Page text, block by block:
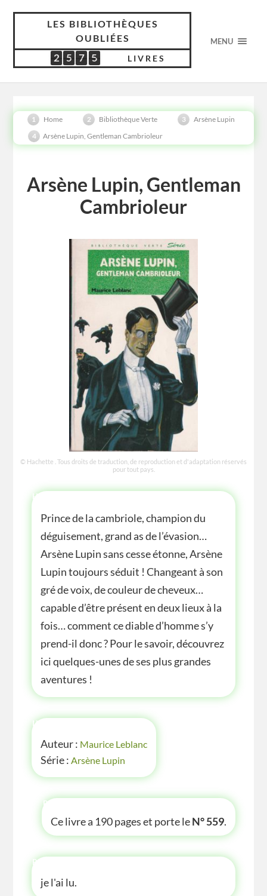
LES BIBLIOTHÈQUES
OUBLIÉES
2
5
2 5
2
5 7
9
7 5
9
5 LIVRES
MENU
Home Bibliothèque Verte
Arsène Lupin
Arsène Lupin, Gentleman Cambrioleur
Arsène Lupin, Gentleman
Cambrioleur
© Hachette . Tous droits de traduction, de reproduction et d'adaptation réservés
pour tout pays.
HISTOIRE
Prince de la cambriole, champion du
déguisement, grand as de l’évasion…
Arsène Lupin sans cesse étonne, Arsène
Lupin toujours séduit ! Changeant à son
gré de voix, de couleur de cheveux…
capable d’être présent en deux lieux à la
fois… comment ce diable d’homme s’y
prend-il donc ? Pour le savoir, découvrez
ici quelques-unes de ses plus grandes
aventures !
INFOS
Auteur : Maurice Leblanc
Série : Arsène Lupin
P'TITE INFOS
Ce livre a 190 pages et porte leN° 559.
P'TITE ANECDOTE
je l'ai lu.